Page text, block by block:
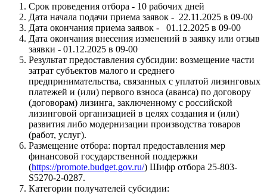
Срок проведения отбора - 10 рабочих дней
Дата начала подачи приема заявок - 22.11.2025 в 09-00
Дата окончания приема заявок - 01.12.2025 в 09-00
Дата окончания внесения изменений в заявку или отзыв
заявки - 01.12.2025 в 09-00
Результат предоставления субсидии: возмещение части
затрат субъектов малого и среднего
предпринимательства, связанных с уплатой лизинговых
платежей и (или) первого взноса (аванса) по договору
(договорам) лизинга, заключенному с российской
лизинговой организацией в целях создания и (или)
развития либо модернизации производства товаров
(работ, услуг).
Размещение отбора: портал предоставления мер
финансовой государственной поддержки
(https://promote.budget.gov.ru/) Шифр отбора 25-803-
S5270-2-0287.
Категории получателей субсидии: